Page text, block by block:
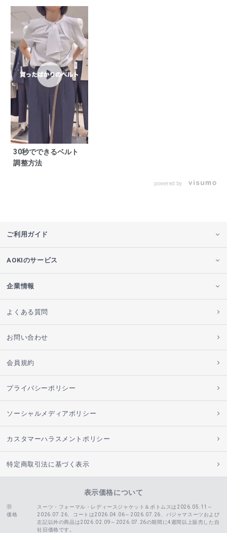
30秒でできるベルト
調整方法
powered by
ご利用ガイド
AOKIのサービス
企業情報
よくある質問
お問い合わせ
会員規約
プライバシーポリシー
ソーシャルメディアポリシー
カスタマーハラスメントポリシー
特定商取引法に基づく表示
表示価格について
価格
スーツ・フォーマル・レディースジャケット＆ボトムスは2026.05.11～
2026.07.26、コートは2026.04.06～2026.07.26、
パジャマスーツおよび
左記以外の商品は2026.02.09～2026.07.26の期間に4週間以上販売した自
社旧価格です。